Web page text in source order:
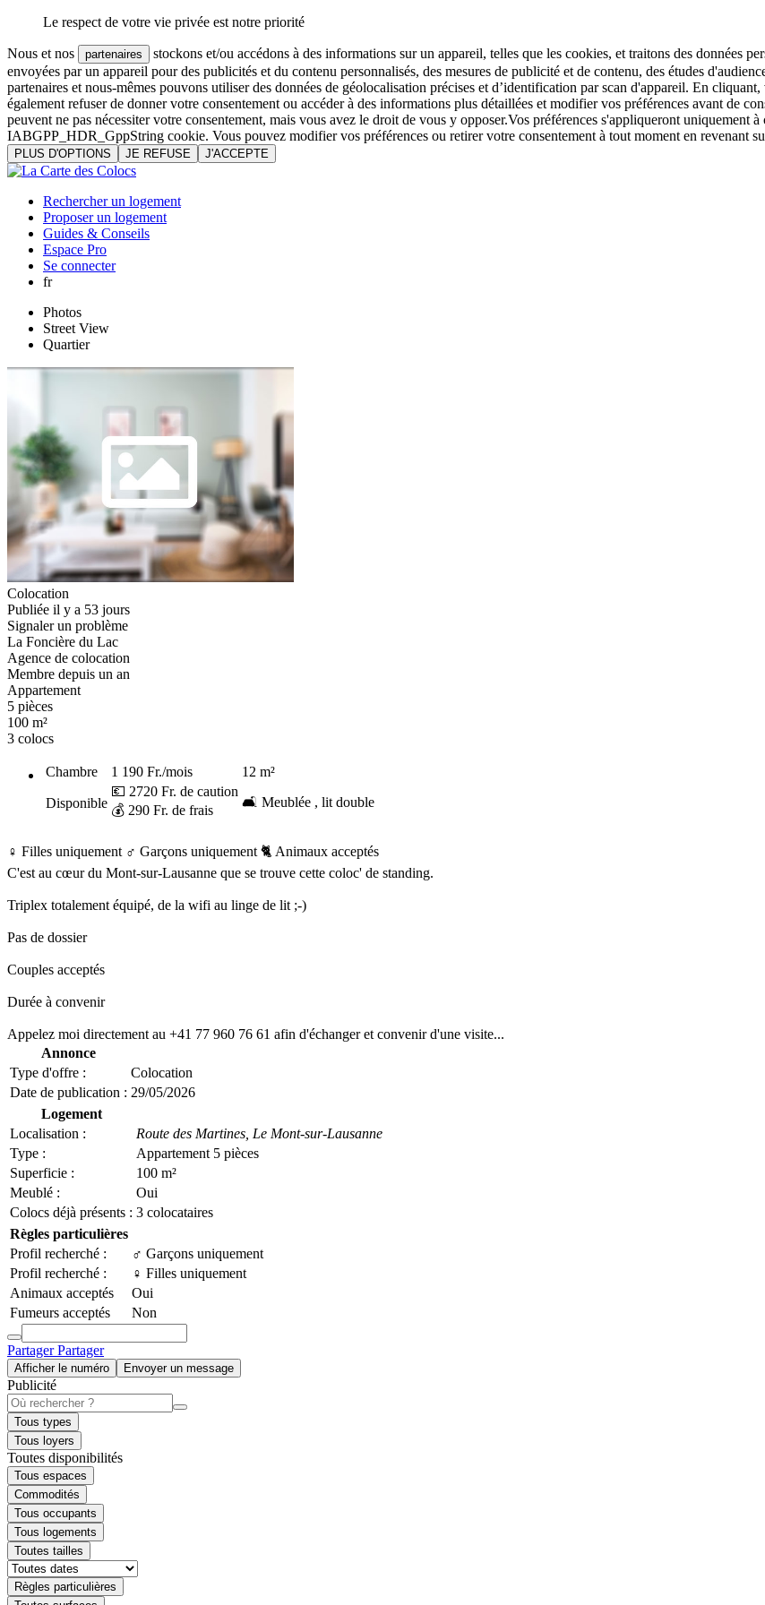
Le respect de votre vie privée est notre priorité
Nous et nos partenaires
stockons et/ou accédons à des informations sur un appareil, telles que les cookies, et traitons des données
envoyées par un appareil pour des publicités et du contenu personnalisés, des mesures de publicité et de contenu, des études
partenaires et nous-mêmes pouvons utiliser des données de géolocalisation précises et d’identification par scan d'appareil. En
également refuser de donner votre consentement ou accéder à des informations plus détaillées et modifier vos préférences avant de
peuvent ne pas nécessiter votre consentement, mais vous avez le droit de vous y opposer.Vos préférences s'appliqueront uniquement
IABGPP_HDR_GppString cookie. Vous pouvez modifier vos préférences ou retirer votre consentement à tout moment en revenant
PLUS D'OPTIONS JE REFUSE J'ACCEPTE
Rechercher un logement
Proposer un logement
Guides & Conseils
Espace Pro
Se connecter
fr
Photos
Street View
Quartier
Colocation
Publiée il y a 53 jours
Signaler un problème
La Foncière du Lac
Agence de colocation
Membre depuis un an
Appartement
5 pièces
100 m²
3 colocs
Chambre 1 190 Fr./mois 12 m²
Disponible
💶 2720 Fr. de caution
💰 290 Fr. de frais
🛋️ Meublée , lit double
♀️ Filles uniquement ♂️ Garçons uniquement 🐈 Animaux acceptés
C'est au cœur du Mont-sur-Lausanne que se trouve cette coloc' de standing.
Triplex totalement équipé, de la wifi au linge de lit ;-)
Pas de dossier
Couples acceptés
Durée à convenir
Appelez moi directement au +41 77 960 76 61 afin d'échanger et convenir d'une visite...
Annonce
Type d'offre :
Colocation
Date de publication : 29/05/2026
Logement
Localisation :
Route des Martines, Le Mont-sur-Lausanne
Type :
Appartement 5 pièces
Superficie :
100 m²
Meublé :
Oui
Colocs déjà présents : 3 colocataires
Règles particulières
Profil recherché :
♂️ Garçons uniquement
Profil recherché :
♀️ Filles uniquement
Animaux acceptés
Oui
Fumeurs acceptés
Non
PartagerPartager
Afficher le numéro Envoyer un message
Publicité
Tous types
Tous loyers
Toutes disponibilités
Tous espaces
Commodités
Tous occupants
Tous logements
Toutes tailles
Règles particulières